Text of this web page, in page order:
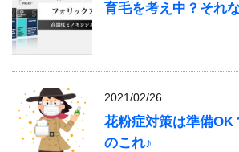
育毛を考え中？それ
2021/02/26
花粉症対策は準備OK
のこれ♪